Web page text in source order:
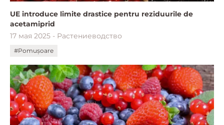
UE introduce limite drastice pentru reziduurile de
acetamiprid
17 мая 2025 - Растениеводство
#Pomușoare